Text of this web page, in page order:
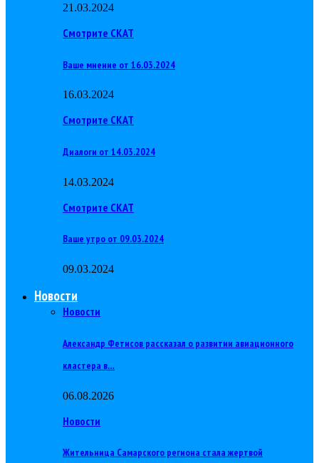
21.03.2024
Смотрите СКАТ
Ваше мнение от 16.03.2024
16.03.2024
Смотрите СКАТ
Диалоги от 14.03.2024
14.03.2024
Смотрите СКАТ
Ваше утро от 09.03.2024
09.03.2024
Новости
Новости
Александр Фетисов рассказал о развитии авиационного
кластера в…
06.08.2026
Новости
Жительница Самарского региона стала жертвой